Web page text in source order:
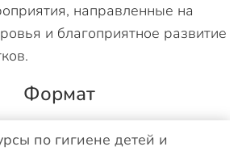
направленные на
и благоприятное развитие
Формат
по гигиене детей и